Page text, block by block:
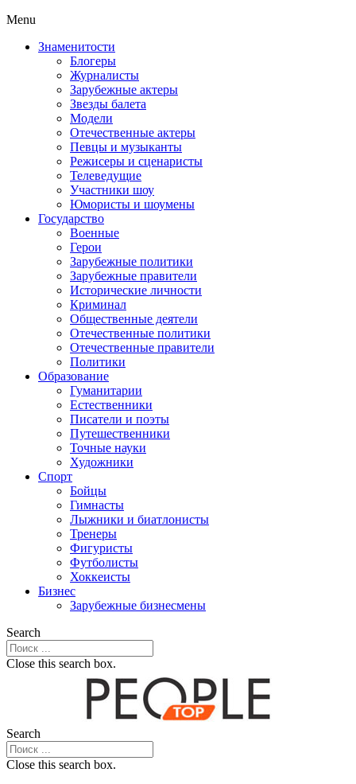
Menu
Знаменитости
Блогеры
Журналисты
Зарубежные актеры
Звезды балета
Модели
Отечественные актеры
Певцы и музыканты
Режисеры и сценаристы
Телеведущие
Участники шоу
Юмористы и шоумены
Государство
Военные
Герои
Зарубежные политики
Зарубежные правители
Исторические личности
Криминал
Общественные деятели
Отечественные политики
Отечественные правители
Политики
Образование
Гуманитарии
Естественники
Писатели и поэты
Путешественники
Точные науки
Художники
Спорт
Бойцы
Гимнасты
Лыжники и биатлонисты
Тренеры
Фигуристы
Футболисты
Хоккеисты
Бизнес
Зарубежные бизнесмены
Search
Close this search box.
Search
Close this search box.